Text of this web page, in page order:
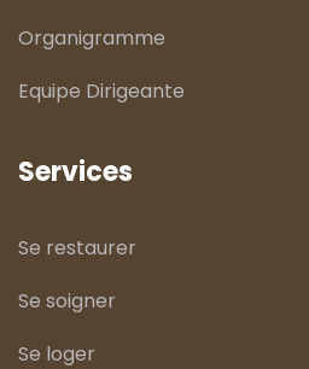
Organigramme
Equipe Dirigeante
Services
Se restaurer
Se soigner
Se loger